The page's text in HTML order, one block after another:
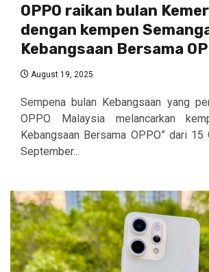
OPPO raikan bulan
dengan kempen
Kebangsaan Bersama
August 19, 2025
Sempena bulan Kebangsaan yang
OPPO Malaysia melancarkan
Kebangsaan Bersama OPPO” dari
September...